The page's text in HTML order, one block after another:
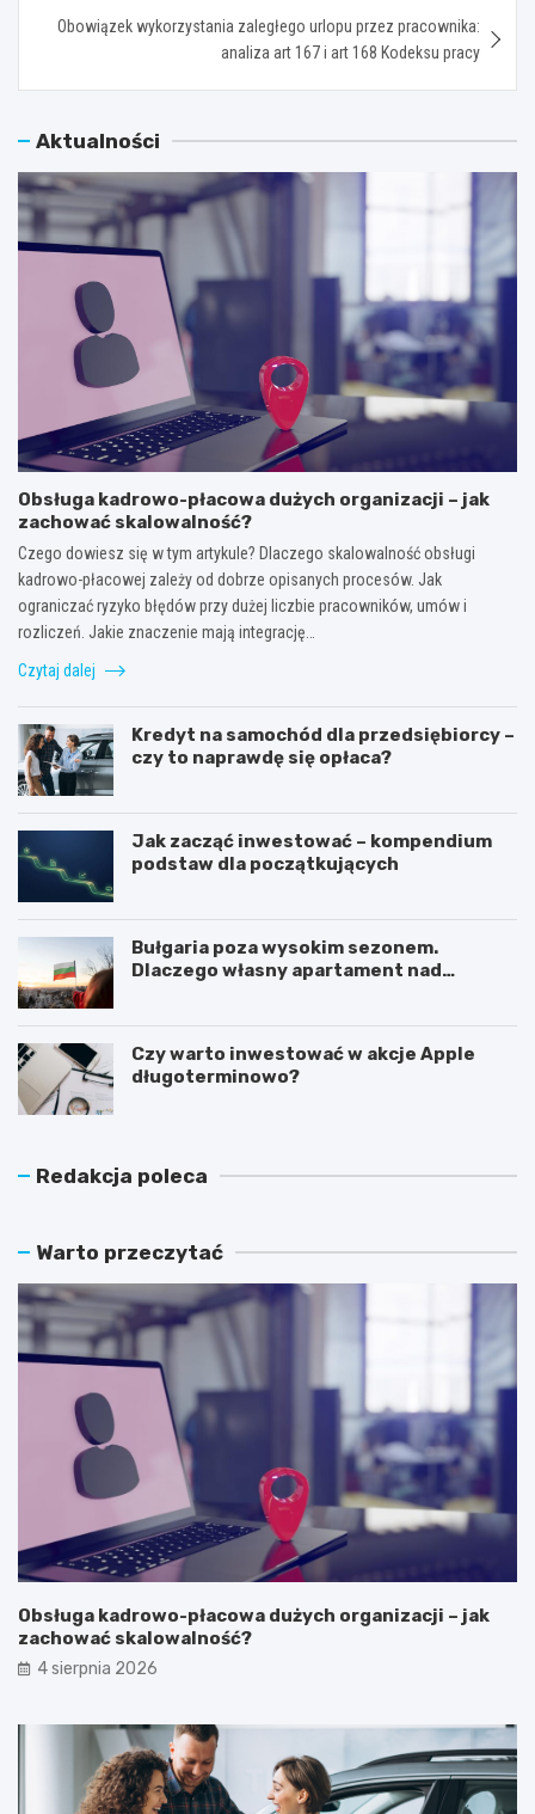
Obowiązek wykorzystania zaległego urlopu przez pracownika:
analiza art 167 i art 168 Kodeksu pracy
Aktualności
Obsługa kadrowo-płacowa dużych organizacji – jak
zachować skalowalność?
Czego dowiesz się w tym artykule? Dlaczego skalowalność obsługi
kadrowo-płacowej zależy od dobrze opisanych procesów. Jak
ograniczać ryzyko błędów przy dużej liczbie pracowników, umów i
rozliczeń. Jakie znaczenie mają integrację…
Czytaj dalej
Kredyt na samochód dla przedsiębiorcy –
czy to naprawdę się opłaca?
Jak zacząć inwestować – kompendium
podstaw dla początkujących
Bułgaria poza wysokim sezonem.
Dlaczego własny apartament nad
Czy warto inwestować w akcje Apple
długoterminowo?
Redakcja poleca
Warto przeczytać
Obsługa kadrowo-płacowa dużych organizacji – jak
zachować skalowalność?
4 sierpnia 2026